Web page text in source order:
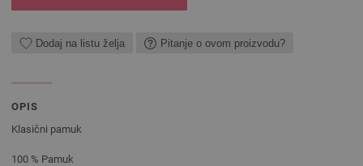
Dodaj na listu želja Pitanje o ovom proizvodu?
OPIS
Klasični pamuk
100 % Pamuk